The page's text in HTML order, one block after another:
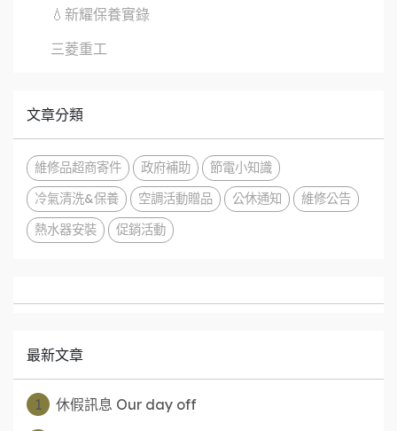
💧新耀保養實錄
三菱重工
文章分類
維修品超商寄件 政府補助
節電小知識
冷氣清洗&保養
空調活動贈品 公休通知
維修公告
熱水器安裝
促銷活動
最新文章
1 休假訊息 Our day off